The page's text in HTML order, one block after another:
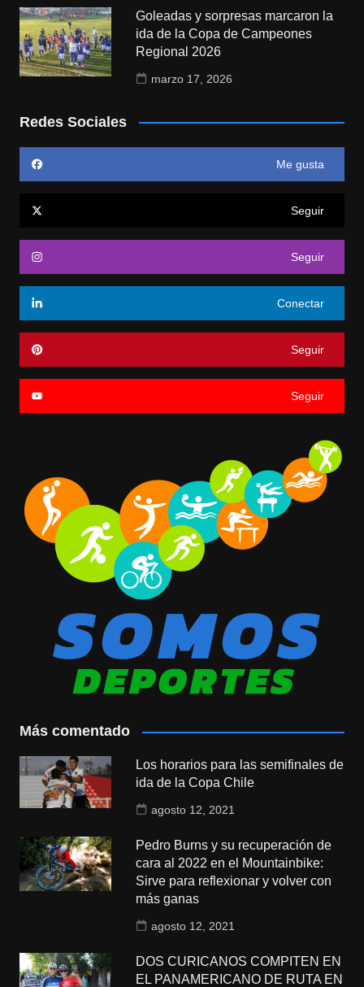
Goleadas y sorpresas marcaron la
ida de la Copa de Campeones
Regional 2026
marzo 17, 2026
Redes Sociales
Me gusta
Seguir
Seguir
Conectar
Seguir
Seguir
Más comentado
Los horarios para las semifinales de
ida de la Copa Chile
agosto 12, 2021
Pedro Burns y su recuperación de
cara al 2022 en el Mountainbike:
Sirve para reflexionar y volver con
más ganas
agosto 12, 2021
DOS CURICANOS COMPITEN EN
EL PANAMERICANO DE RUTA EN